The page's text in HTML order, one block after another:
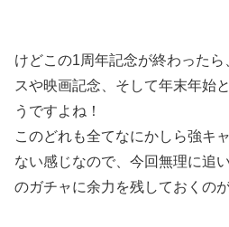
けどこの1周年記念が終わった
スや映画記念、そして年末年始
うですよね！
このどれも全てなにかしら強キ
ない感じなので、今回無理に追
のガチャに余力を残しておくの